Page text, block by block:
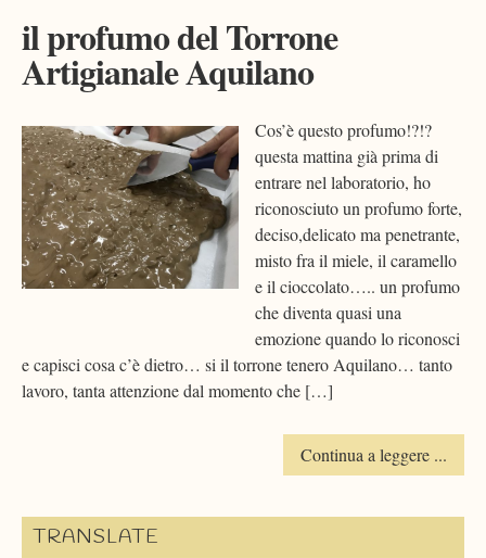
il profumo del Torrone
Artigianale Aquilano
Cos’è questo profumo!?!?
questa mattina già prima di
entrare nel laboratorio, ho
riconosciuto un profumo forte,
deciso,delicato ma penetrante,
misto fra il miele, il caramello
e il cioccolato….. un profumo
che diventa quasi una
emozione quando lo riconosci
e capisci cosa c’è dietro… si il torrone tenero Aquilano… tanto
lavoro, tanta attenzione dal momento che […]
Continua a leggere ...
TRANSLATE